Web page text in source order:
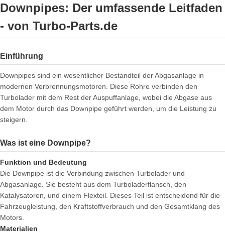
Downpipes: Der umfassende Leitfaden
- von Turbo-Parts.de
Einführung
Downpipes sind ein wesentlicher Bestandteil der Abgasanlage in
modernen Verbrennungsmotoren. Diese Rohre verbinden den
Turbolader mit dem Rest der Auspuffanlage, wobei die Abgase aus
dem Motor durch das Downpipe geführt werden, um die Leistung zu
steigern.
Was ist eine Downpipe?
Funktion und Bedeutung
Die Downpipe ist die Verbindung zwischen Turbolader und
Abgasanlage. Sie besteht aus dem Turboladerflansch, den
Katalysatoren, und einem Flexteil. Dieses Teil ist entscheidend für die
Fahrzeugleistung, den Kraftstoffverbrauch und den Gesamtklang des
Motors.
Materialien